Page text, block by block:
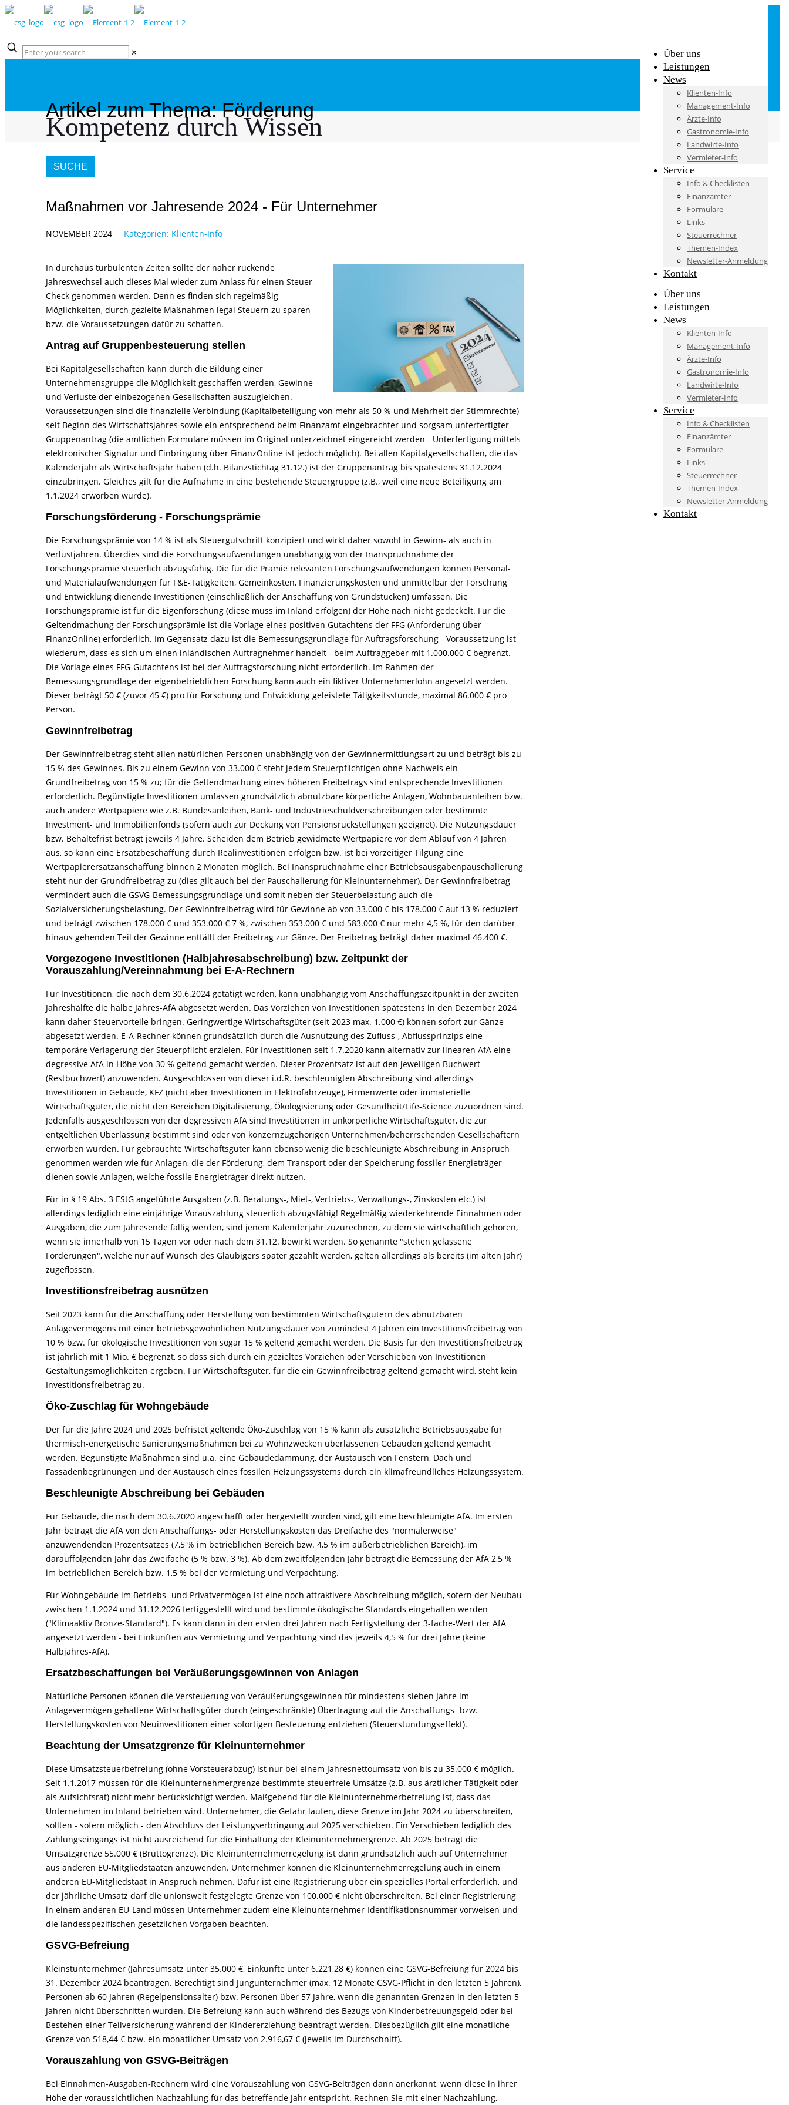
Über uns
Leistungen
News
Klienten-Info
Management-Info
Ärzte-Info
Gastronomie-Info
Landwirte-Info
Vermieter-Info
Service
Info & Checklisten
Finanzämter
Formulare
Links
Steuerrechner
Themen-Index
Newsletter-Anmeldung
Kontakt
Über uns
Leistungen
News
Klienten-Info
Management-Info
Ärzte-Info
Gastronomie-Info
Landwirte-Info
Vermieter-Info
Service
Info & Checklisten
Finanzämter
Formulare
Links
Steuerrechner
Themen-Index
Newsletter-Anmeldung
Kontakt
✕
Kompetenz durch Wissen
Artikel zum Thema: Förderung
SUCHE
Maßnahmen vor Jahresende 2024 - Für Unternehmer
NOVEMBER 2024 Kategorien: Klienten-Info
In durchaus turbulenten Zeiten sollte der näher rückende
Jahreswechsel auch dieses Mal wieder zum Anlass für einen Steuer-
Check genommen werden. Denn es finden sich regelmäßig
Möglichkeiten, durch gezielte Maßnahmen legal Steuern zu sparen
bzw. die Voraussetzungen dafür zu schaffen.
Antrag auf Gruppenbesteuerung stellen
Bei Kapitalgesellschaften kann durch die Bildung einer
Unternehmensgruppe die Möglichkeit geschaffen werden, Gewinne
und Verluste der einbezogenen Gesellschaften auszugleichen.
Voraussetzungen sind die finanzielle Verbindung (Kapitalbeteiligung von mehr als 50 % und Mehrheit der Stimmrechte)
seit Beginn des Wirtschaftsjahres sowie ein entsprechend beim Finanzamt eingebrachter und sorgsam unterfertigter
Gruppenantrag (die amtlichen Formulare müssen im Original unterzeichnet eingereicht werden - Unterfertigung mittels
elektronischer Signatur und Einbringung über FinanzOnline ist jedoch möglich). Bei allen Kapitalgesellschaften, die das
Kalenderjahr als Wirtschaftsjahr haben (d.h. Bilanzstichtag 31.12.) ist der Gruppenantrag bis spätestens 31.12.2024
einzubringen. Gleiches gilt für die Aufnahme in eine bestehende Steuergruppe (z.B., weil eine neue Beteiligung am
1.1.2024 erworben wurde).
Forschungsförderung - Forschungsprämie
Die Forschungsprämie von 14 % ist als Steuergutschrift konzipiert und wirkt daher sowohl in Gewinn- als auch in
Verlustjahren. Überdies sind die Forschungsaufwendungen unabhängig von der Inanspruchnahme der
Forschungsprämie steuerlich abzugsfähig. Die für die Prämie relevanten Forschungsaufwendungen können Personal-
und Materialaufwendungen für F&E-Tätigkeiten, Gemeinkosten, Finanzierungskosten und unmittelbar der Forschung
und Entwicklung dienende Investitionen (einschließlich der Anschaffung von Grundstücken) umfassen. Die
Forschungsprämie ist für die Eigenforschung (diese muss im Inland erfolgen) der Höhe nach nicht gedeckelt. Für die
Geltendmachung der Forschungsprämie ist die Vorlage eines positiven Gutachtens der FFG (Anforderung über
FinanzOnline) erforderlich. Im Gegensatz dazu ist die Bemessungsgrundlage für Auftragsforschung - Voraussetzung ist
wiederum, dass es sich um einen inländischen Auftragnehmer handelt - beim Auftraggeber mit 1.000.000 € begrenzt.
Die Vorlage eines FFG-Gutachtens ist bei der Auftragsforschung nicht erforderlich. Im Rahmen der
Bemessungsgrundlage der eigenbetrieblichen Forschung kann auch ein fiktiver Unternehmerlohn angesetzt werden.
Dieser beträgt 50 € (zuvor 45 €) pro für Forschung und Entwicklung geleistete Tätigkeitsstunde, maximal 86.000 € pro
Person.
Gewinnfreibetrag
Der Gewinnfreibetrag steht allen natürlichen Personen unabhängig von der Gewinnermittlungsart zu und beträgt bis zu
15 % des Gewinnes. Bis zu einem Gewinn von 33.000 € steht jedem Steuerpflichtigen ohne Nachweis ein
Grundfreibetrag von 15 % zu; für die Geltendmachung eines höheren Freibetrags sind entsprechende Investitionen
erforderlich. Begünstigte Investitionen umfassen grundsätzlich abnutzbare körperliche Anlagen, Wohnbauanleihen bzw.
auch andere Wertpapiere wie z.B. Bundesanleihen, Bank- und Industrieschuldverschreibungen oder bestimmte
Investment- und Immobilienfonds (sofern auch zur Deckung von Pensionsrückstellungen geeignet). Die Nutzungsdauer
bzw. Behaltefrist beträgt jeweils 4 Jahre. Scheiden dem Betrieb gewidmete Wertpapiere vor dem Ablauf von 4 Jahren
aus, so kann eine Ersatzbeschaffung durch Realinvestitionen erfolgen bzw. ist bei vorzeitiger Tilgung eine
Wertpapierersatzanschaffung binnen 2 Monaten möglich. Bei Inanspruchnahme einer Betriebsausgabenpauschalierung
steht nur der Grundfreibetrag zu (dies gilt auch bei der Pauschalierung für Kleinunternehmer). Der Gewinnfreibetrag
vermindert auch die GSVG-Bemessungsgrundlage und somit neben der Steuerbelastung auch die
Sozialversicherungsbelastung. Der Gewinnfreibetrag wird für Gewinne ab von 33.000 € bis 178.000 € auf 13 % reduziert
und beträgt zwischen 178.000 € und 353.000 € 7 %, zwischen 353.000 € und 583.000 € nur mehr 4,5 %, für den darüber
hinaus gehenden Teil der Gewinne entfällt der Freibetrag zur Gänze. Der Freibetrag beträgt daher maximal 46.400 €.
Vorgezogene Investitionen (Halbjahresabschreibung) bzw. Zeitpunkt der
Vorauszahlung/Vereinnahmung bei E-A-Rechnern
Für Investitionen, die nach dem 30.6.2024 getätigt werden, kann unabhängig vom Anschaffungszeitpunkt in der zweiten
Jahreshälfte die halbe Jahres-AfA abgesetzt werden. Das Vorziehen von Investitionen spätestens in den Dezember 2024
kann daher Steuervorteile bringen. Geringwertige Wirtschaftsgüter (seit 2023 max. 1.000 €) können sofort zur Gänze
abgesetzt werden. E-A-Rechner können grundsätzlich durch die Ausnutzung des Zufluss-, Abflussprinzips eine
temporäre Verlagerung der Steuerpflicht erzielen. Für Investitionen seit 1.7.2020 kann alternativ zur linearen AfA eine
degressive AfA in Höhe von 30 % geltend gemacht werden. Dieser Prozentsatz ist auf den jeweiligen Buchwert
(Restbuchwert) anzuwenden. Ausgeschlossen von dieser i.d.R. beschleunigten Abschreibung sind allerdings
Investitionen in Gebäude, KFZ (nicht aber Investitionen in Elektrofahrzeuge), Firmenwerte oder immaterielle
Wirtschaftsgüter, die nicht den Bereichen Digitalisierung, Ökologisierung oder Gesundheit/Life-Science zuzuordnen sind.
Jedenfalls ausgeschlossen von der degressiven AfA sind Investitionen in unkörperliche Wirtschaftsgüter, die zur
entgeltlichen Überlassung bestimmt sind oder von konzernzugehörigen Unternehmen/beherrschenden Gesellschaftern
erworben wurden. Für gebrauchte Wirtschaftsgüter kann ebenso wenig die beschleunigte Abschreibung in Anspruch
genommen werden wie für Anlagen, die der Förderung, dem Transport oder der Speicherung fossiler Energieträger
dienen sowie Anlagen, welche fossile Energieträger direkt nutzen.
Für in § 19 Abs. 3 EStG angeführte Ausgaben (z.B. Beratungs-, Miet-, Vertriebs-, Verwaltungs-, Zinskosten etc.) ist
allerdings lediglich eine einjährige Vorauszahlung steuerlich abzugsfähig! Regelmäßig wiederkehrende Einnahmen oder
Ausgaben, die zum Jahresende fällig werden, sind jenem Kalenderjahr zuzurechnen, zu dem sie wirtschaftlich gehören,
wenn sie innerhalb von 15 Tagen vor oder nach dem 31.12. bewirkt werden. So genannte "stehen gelassene
Forderungen", welche nur auf Wunsch des Gläubigers später gezahlt werden, gelten allerdings als bereits (im alten Jahr)
zugeflossen.
Investitionsfreibetrag ausnützen
Seit 2023 kann für die Anschaffung oder Herstellung von bestimmten Wirtschaftsgütern des abnutzbaren
Anlagevermögens mit einer betriebsgewöhnlichen Nutzungsdauer von zumindest 4 Jahren ein Investitionsfreibetrag von
10 % bzw. für ökologische Investitionen von sogar 15 % geltend gemacht werden. Die Basis für den Investitionsfreibetrag
ist jährlich mit 1 Mio. € begrenzt, so dass sich durch ein gezieltes Vorziehen oder Verschieben von Investitionen
Gestaltungsmöglichkeiten ergeben. Für Wirtschaftsgüter, für die ein Gewinnfreibetrag geltend gemacht wird, steht kein
Investitionsfreibetrag zu.
Öko-Zuschlag für Wohngebäude
Der für die Jahre 2024 und 2025 befristet geltende Öko-Zuschlag von 15 % kann als zusätzliche Betriebsausgabe für
thermisch-energetische Sanierungsmaßnahmen bei zu Wohnzwecken überlassenen Gebäuden geltend gemacht
werden. Begünstigte Maßnahmen sind u.a. eine Gebäudedämmung, der Austausch von Fenstern, Dach und
Fassadenbegrünungen und der Austausch eines fossilen Heizungssystems durch ein klimafreundliches Heizungssystem.
Beschleunigte Abschreibung bei Gebäuden
Für Gebäude, die nach dem 30.6.2020 angeschafft oder hergestellt worden sind, gilt eine beschleunigte AfA. Im ersten
Jahr beträgt die AfA von den Anschaffungs- oder Herstellungskosten das Dreifache des "normalerweise"
anzuwendenden Prozentsatzes (7,5 % im betrieblichen Bereich bzw. 4,5 % im außerbetrieblichen Bereich), im
darauffolgenden Jahr das Zweifache (5 % bzw. 3 %). Ab dem zweitfolgenden Jahr beträgt die Bemessung der AfA 2,5 %
im betrieblichen Bereich bzw. 1,5 % bei der Vermietung und Verpachtung.
Für Wohngebäude im Betriebs- und Privatvermögen ist eine noch attraktivere Abschreibung möglich, sofern der Neubau
zwischen 1.1.2024 und 31.12.2026 fertiggestellt wird und bestimmte ökologische Standards eingehalten werden
("Klimaaktiv Bronze-Standard"). Es kann dann in den ersten drei Jahren nach Fertigstellung der 3-fache-Wert der AfA
angesetzt werden - bei Einkünften aus Vermietung und Verpachtung sind das jeweils 4,5 % für drei Jahre (keine
Halbjahres-AfA).
Ersatzbeschaffungen bei Veräußerungsgewinnen von Anlagen
Natürliche Personen können die Versteuerung von Veräußerungsgewinnen für mindestens sieben Jahre im
Anlagevermögen gehaltene Wirtschaftsgüter durch (eingeschränkte) Übertragung auf die Anschaffungs- bzw.
Herstellungskosten von Neuinvestitionen einer sofortigen Besteuerung entziehen (Steuerstundungseffekt).
Beachtung der Umsatzgrenze für Kleinunternehmer
Diese Umsatzsteuerbefreiung (ohne Vorsteuerabzug) ist nur bei einem Jahresnettoumsatz von bis zu 35.000 € möglich.
Seit 1.1.2017 müssen für die Kleinunternehmergrenze bestimmte steuerfreie Umsätze (z.B. aus ärztlicher Tätigkeit oder
als Aufsichtsrat) nicht mehr berücksichtigt werden. Maßgebend für die Kleinunternehmerbefreiung ist, dass das
Unternehmen im Inland betrieben wird. Unternehmer, die Gefahr laufen, diese Grenze im Jahr 2024 zu überschreiten,
sollten - sofern möglich - den Abschluss der Leistungserbringung auf 2025 verschieben. Ein Verschieben lediglich des
Zahlungseingangs ist nicht ausreichend für die Einhaltung der Kleinunternehmergrenze. Ab 2025 beträgt die
Umsatzgrenze 55.000 € (Bruttogrenze). Die Kleinunternehmerregelung ist dann grundsätzlich auch auf Unternehmer
aus anderen EU-Mitgliedstaaten anzuwenden. Unternehmer können die Kleinunternehmerregelung auch in einem
anderen EU-Mitgliedstaat in Anspruch nehmen. Dafür ist eine Registrierung über ein spezielles Portal erforderlich, und
der jährliche Umsatz darf die unionsweit festgelegte Grenze von 100.000 € nicht überschreiten. Bei einer Registrierung
in einem anderen EU-Land müssen Unternehmer zudem eine Kleinunternehmer-Identifikationsnummer vorweisen und
die landesspezifischen gesetzlichen Vorgaben beachten.
GSVG-Befreiung
Kleinstunternehmer (Jahresumsatz unter 35.000 €, Einkünfte unter 6.221,28 €) können eine GSVG-Befreiung für 2024 bis
31. Dezember 2024 beantragen. Berechtigt sind Jungunternehmer (max. 12 Monate GSVG-Pflicht in den letzten 5 Jahren),
Personen ab 60 Jahren (Regelpensionsalter) bzw. Personen über 57 Jahre, wenn die genannten Grenzen in den letzten 5
Jahren nicht überschritten wurden. Die Befreiung kann auch während des Bezugs von Kinderbetreuungsgeld oder bei
Bestehen einer Teilversicherung während der Kindererziehung beantragt werden. Diesbezüglich gilt eine monatliche
Grenze von 518,44 € bzw. ein monatlicher Umsatz von 2.916,67 € (jeweils im Durchschnitt).
Vorauszahlung von GSVG-Beiträgen
Bei Einnahmen-Ausgaben-Rechnern wird eine Vorauszahlung von GSVG-Beiträgen dann anerkannt, wenn diese in ihrer
Höhe der voraussichtlichen Nachzahlung für das betreffende Jahr entspricht. Rechnen Sie mit einer Nachzahlung,